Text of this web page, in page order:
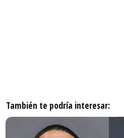
También te podría interesar: